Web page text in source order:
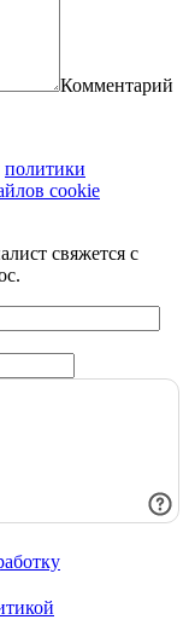
Комментарий
политики
cookie
свяжется с